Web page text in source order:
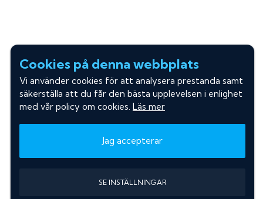
Cookies på denna webbplats
Vi använder cookies för att analysera prestanda samt
säkerställa att du får den bästa upplevelsen i enlighet
med vår policy om cookies. Läs mer
Jag accepterar
SE INSTÄLLNINGAR